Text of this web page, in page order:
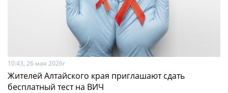
10:43, 26 мая 2026г
Жителей Алтайского края приглашают сдать
бесплатный тест на ВИЧ